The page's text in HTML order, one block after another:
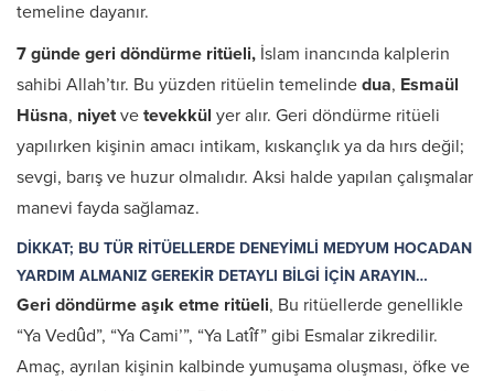
temeline dayanır.
7 günde geri döndürme ritüeli, İslam inancında kalplerin
sahibi Allah’tır. Bu yüzden ritüelin temelinde dua, Esmaül
Hüsna, niyetve tevekkül yer alır. Geri döndürme ritüeli
yapılırken kişinin amacı intikam, kıskançlık ya da hırs değil;
sevgi, barış ve huzur olmalıdır. Aksi halde yapılan çalışmalar
manevi fayda sağlamaz.
DİKKAT; BU TÜR RİTÜELLERDE DENEYİMLİ MEDYUM HOCADAN
YARDIM ALMANIZ GEREKİR DETAYLI BİLGİ İÇİN ARAYIN…
Geri döndürme aşık etme ritüeli, Bu ritüellerde genellikle
“Ya Vedûd”, “Ya Cami’”, “Ya Latîf” gibi Esmalar zikredilir.
Amaç, ayrılan kişinin kalbinde yumuşama oluşması, öfke ve